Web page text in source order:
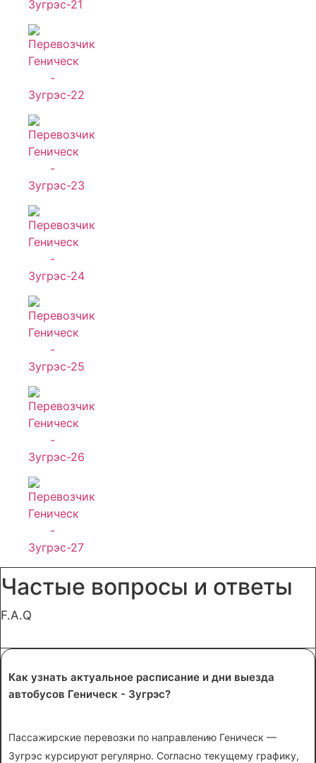
Частые вопросы и ответы
F.A.Q
Как узнать актуальное расписание и дни выезда
автобусов Геническ - Зугрэс?
Пассажирские перевозки по направлению Геническ —
Зугрэс курсируют регулярно. Согласно текущему графику,